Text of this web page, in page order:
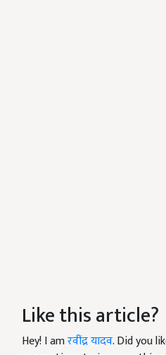
Like this article?
Hey! I amरवींद्र यादव. Did you